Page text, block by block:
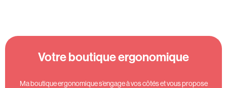
Votre boutique ergonomique
Ma boutique ergonomique s’engage à vos côtés et vous propose